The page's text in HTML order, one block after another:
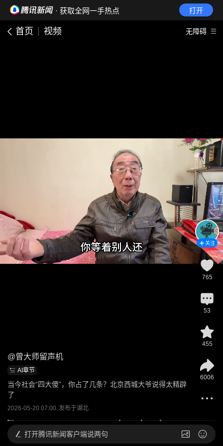
· 获取全网一手热点 打开
首页 视频 无障碍
@曾大师留声机
AI章节
当今社会“四大傻”，你占了几条？北京西城大爷说得太精辟
了
2026-05-20 07:00 发布于湖北
关注
765
53
455
6006
打开腾讯新闻客户端说两句